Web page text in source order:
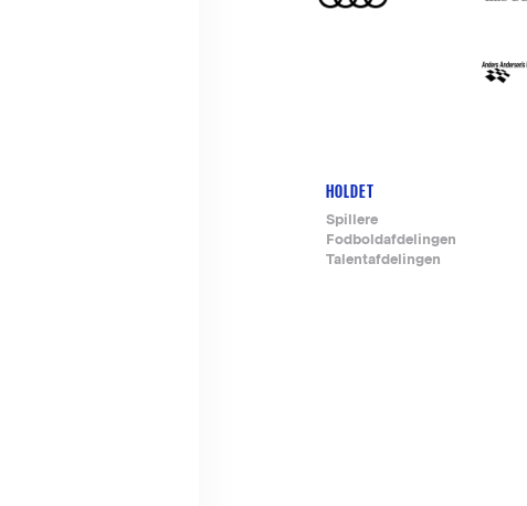
Footer-
menu
HOLDET
Spillere
Fodboldafdelingen
Talentafdelingen